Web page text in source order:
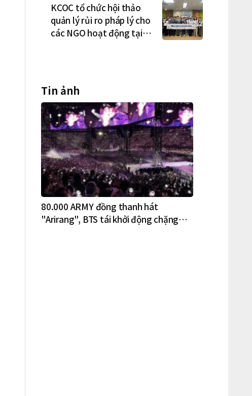
phối ở Hà Nội
KCOC tổ chức hội thảo
quản lý rủi ro pháp lý cho
các NGO hoạt động tại
Tin ảnh
80.000 ARMY đồng thanh hát
"Arirang", BTS tái khởi động chặng